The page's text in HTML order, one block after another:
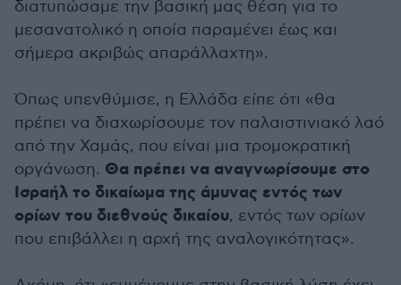
διατυπώσαμε την βασική μας θέση για το
μεσανατολικό η οποία παραμένει έως και
σήμερα ακριβώς απαράλλαχτη».
Όπως υπενθύμισε, η Ελλάδα είπε ότι «θα
πρέπει να διαχωρίσουμε τον παλαιστινιακό λαό
από την Χαμάς, που είναι μια τρομοκρατική
οργάνωση. Θα πρέπει να αναγνωρίσουμε στο
Ισραήλ το δικαίωμα της άμυνας εντός των
ορίων του διεθνούς δικαίου, εντός των ορίων
που επιβάλλει η αρχή της αναλογικότητας».